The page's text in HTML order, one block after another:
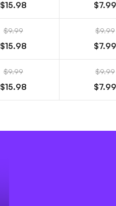
$7.99
$15.98
$9.99
$7.99
$9.99
$15.98
$9.99
$7.99
$9.99
$15.98